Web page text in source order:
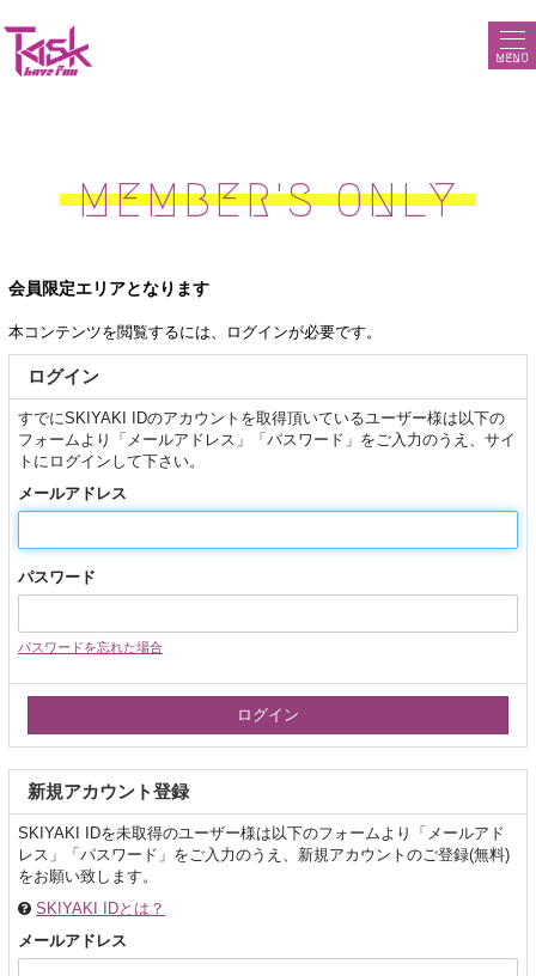
MENU
MEMBER'S ONLY
会員限定エリアとなります
本コンテンツを閲覧するには、ログインが必要です。
ログイン
すでにSKIYAKI IDのアカウントを取得頂いているユーザー様は以下の
フォームより「メールアドレス」「パスワード」をご入力のうえ、サイ
トにログインして下さい。
メールアドレス
パスワード
パスワードを忘れた場合
新規アカウント登録
SKIYAKI IDを未取得のユーザー様は以下のフォームより「メールアド
レス」「パスワード」をご入力のうえ、新規アカウントのご登録(無料)
をお願い致します。
SKIYAKI IDとは？
メールアドレス